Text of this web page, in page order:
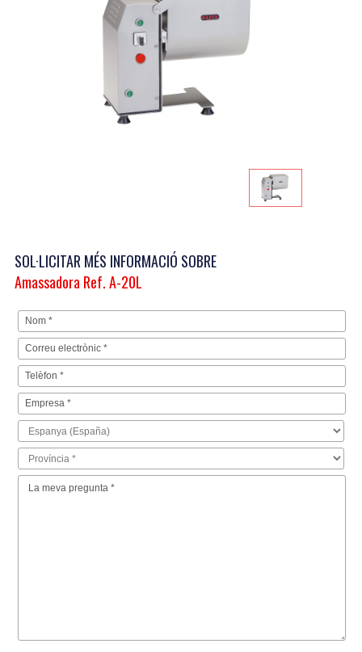
SOL·LICITAR MÉS INFORMACIÓ SOBRE
Amassadora Ref. A-20L